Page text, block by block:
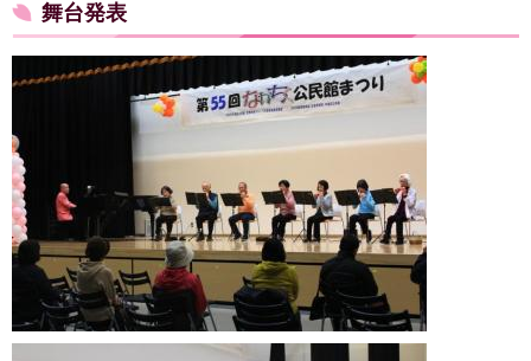
舞台発表